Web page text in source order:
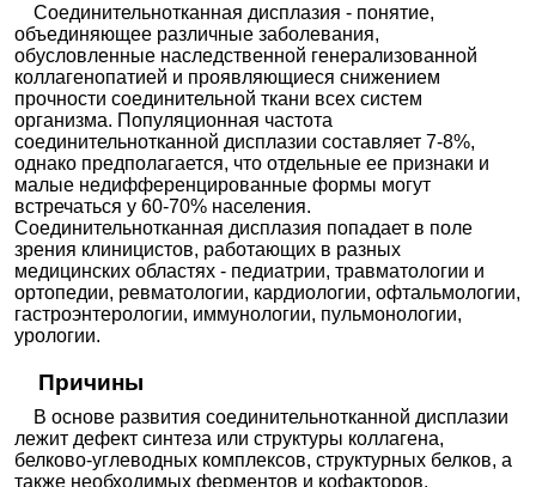
Соединительнотканная дисплазия - понятие,
объединяющее различные заболевания,
обусловленные наследственной генерализованной
коллагенопатией и проявляющиеся снижением
прочности соединительной ткани всех систем
организма. Популяционная частота
соединительнотканной дисплазии составляет 7-8%,
однако предполагается, что отдельные ее признаки и
малые недифференцированные формы могут
встречаться у 60-70% населения.
Соединительнотканная дисплазия попадает в поле
зрения клиницистов, работающих в разных
медицинских областях - педиатрии, травматологии и
ортопедии, ревматологии, кардиологии, офтальмологии,
гастроэнтерологии, иммунологии, пульмонологии,
урологии.
Причины
В основе развития соединительнотканной дисплазии
лежит дефект синтеза или структуры коллагена,
белково-углеводных комплексов, структурных белков, а
также необходимых ферментов и кофакторов.